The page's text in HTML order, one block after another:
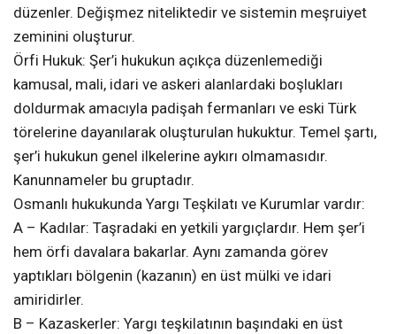
düzenler. Değişmez niteliktedir ve sistemin meşruiyet
zeminini oluşturur.
Örfi Hukuk: Şer’i hukukun açıkça düzenlemediği
kamusal, mali, idari ve askeri alanlardaki boşlukları
doldurmak amacıyla padişah fermanları ve eski Türk
törelerine dayanılarak oluşturulan hukuktur. Temel şartı,
şer’i hukukun genel ilkelerine aykırı olmamasıdır.
Kanunnameler bu gruptadır.
Osmanlı hukukunda Yargı Teşkilatı ve Kurumlar vardır:
A – Kadılar: Taşradaki en yetkili yargıçlardır. Hem şer’i
hem örfi davalara bakarlar. Aynı zamanda görev
yaptıkları bölgenin (kazanın) en üst mülki ve idari
amiridirler.
B – Kazaskerler: Yargı teşkilatının başındaki en üst